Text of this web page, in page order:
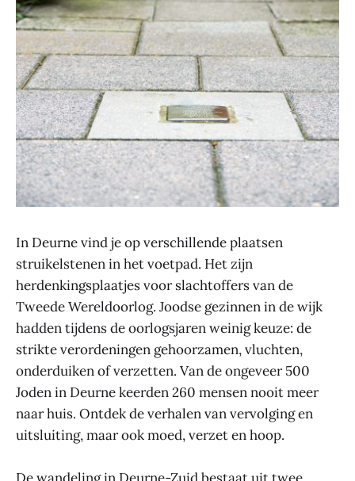
In Deurne vind je op verschillende plaatsen
struikelstenen in het voetpad. Het zijn
herdenkingsplaatjes voor slachtoffers van de
Tweede Wereldoorlog. Joodse gezinnen in de wijk
hadden tijdens de oorlogsjaren weinig keuze: de
strikte verordeningen gehoorzamen, vluchten,
onderduiken of verzetten. Van de ongeveer 500
Joden in Deurne keerden 260 mensen nooit meer
naar huis. Ontdek de verhalen van vervolging en
uitsluiting, maar ook moed, verzet en hoop.